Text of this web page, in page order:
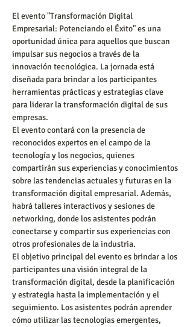
El evento "Transformación Digital
Empresarial: Potenciando el Éxito" es una
oportunidad única para aquellos que buscan
impulsar sus negocios a través de la
innovación tecnológica. La jornada está
diseñada para brindar a los participantes
herramientas prácticas y estrategias clave
para liderar la transformación digital de sus
empresas.
El evento contará con la presencia de
reconocidos expertos en el campo de la
tecnología y los negocios, quienes
compartirán sus experiencias y conocimientos
sobre las tendencias actuales y futuras en la
transformación digital empresarial. Además,
habrá talleres interactivos y sesiones de
networking, donde los asistentes podrán
conectarse y compartir sus experiencias con
otros profesionales de la industria.
El objetivo principal del evento es brindar a los
participantes una visión integral de la
transformación digital, desde la planificación
y estrategia hasta la implementación y el
seguimiento. Los asistentes podrán aprender
cómo utilizar las tecnologías emergentes,